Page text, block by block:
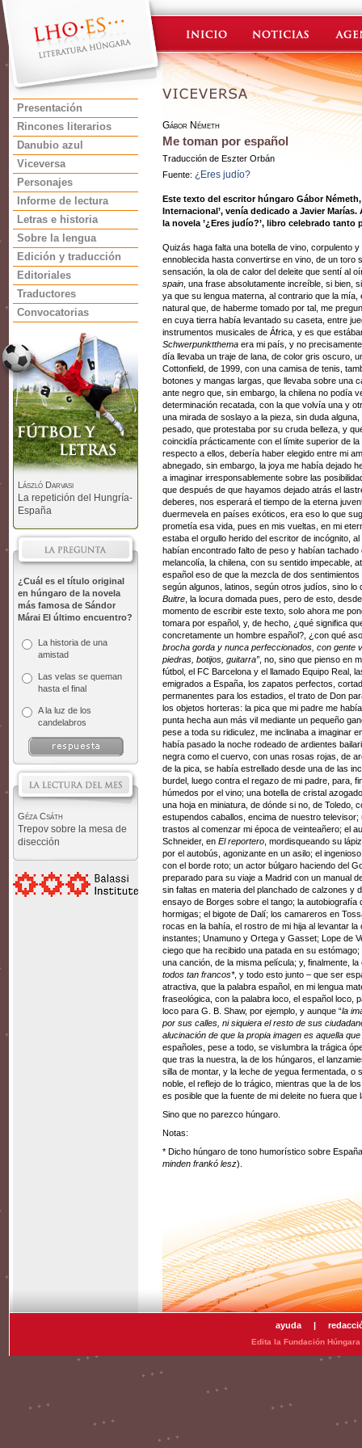
Presentación
Rincones literarios
Danubio azul
Viceversa
Personajes
Informe de lectura
Letras e historia
Sobre la lengua
Edición y traducción
Editoriales
Traductores
Convocatorias
László Darvasi
La repetición del Hungría-
España
¿Cuál es el título original
en húngaro de la novela
más famosa de Sándor
Márai El último encuentro?
La historia de una
amistad
Las velas se queman
hasta el final
A la luz de los
candelabros
Géza Csáth
Trepov sobre la mesa de
disección
Gábor Németh
Me toman por español
Traducción de Eszter Orbán
Fuente: ¿Eres judío?
Este texto del escritor húngaro Gábor
Internacional’, venía dedicado a Javier
la novela ’¿Eres judío?’, libro celebrado
Quizás haga falta una botella de vino, corpulento
ennoblecida hasta convertirse en vino, de un toro
sensación, la ola de calor del deleite que sentí al
spain , una frase absolutamente increíble, si bien,
ya que su lengua materna, al contrario que la
natural que, de haberme tomado por tal, me
en cuya tierra había levantado su caseta, entre
instrumentos musicales de África, y es que
Schwerpunktthema era mi país, y no
día llevaba un traje de lana, de color gris oscuro,
Cottonfield, de 1999, con una camisa de tenis,
botones y mangas largas, que llevaba sobre una
ante negro que, sin embargo, la chilena no podía
determinación recatada, con la que volvía una y
una mirada de soslayo a la pieza, sin duda
pesado, que protestaba por su cruda belleza, y
coincidía prácticamente con el límite superior de
respecto a ellos, debería haber elegido entre mi
abnegado, sin embargo, la joya me había dejado
a imaginar irresponsablemente sobre las
que después de que hayamos dejado atrás el
deberes, nos esperará el tiempo de la eterna
duermevela en países exóticos, era eso lo que
prometía esa vida, pues en mis vueltas, en mi
estaba el orgullo herido del escritor de incógnito,
habían encontrado falto de peso y habían
melancolía, la chilena, con su sentido impecable,
español eso de que la mezcla de dos
según algunos, latinos, según otros judíos, sino
Buitre , la locura domada pues, pero de esto,
momento de escribir este texto, solo ahora me
tomara por español, y, de hecho, ¿qué significa
concretamente un hombre español?, ¿con qué
brocha gorda y nunca perfeccionados, con gente
piedras, botijos, guitarra” , no, sino que pienso en
fútbol, el FC Barcelona y el llamado Equipo Real,
emigrados a España, los zapatos perfectos,
permanentes para los estadios, el trato de Don
los objetos horteras: la pica que mi padre me
punta hecha aun más vil mediante un pequeño
pese a toda su ridiculez, me inclinaba a imaginar
había pasado la noche rodeado de ardientes
negra como el cuervo, con unas rosas rojas, de
de la pica, se había estrellado desde una de las
burdel, luego contra el regazo de mi padre, para,
húmedos por el vino; una botella de cristal
una hoja en miniatura, de dónde si no, de Toledo,
estupendos caballos, encima de nuestro
trastos al comenzar mi época de veinteañero; el
Schneider, en El reportero , mordisqueando su
por el autobús, agonizante en un asilo; el
con el borde roto; un actor búlgaro haciendo del
preparado para su viaje a Madrid con un manual
sin faltas en materia del planchado de calzones y
ensayo de Borges sobre el tango; la autobiografía
hormigas; el bigote de Dalí; los camareros en
rocas en la bahía, el rostro de mi hija al levantar
instantes; Unamuno y Ortega y Gasset; Lope de
ciego que ha recibido una patada en su
una canción, de la misma película; y, finalmente,
todos tan francos*, y todo esto junto – que ser
atractiva, que la palabra español, en mi lengua
fraseológica, con la palabra loco, el español loco,
loco para G. B. Shaw, por ejemplo, y aunque “la
por sus calles, ni siquiera el resto de sus
alucinación de que la propia imagen es aquella
españoles, pese a todo, se vislumbra la trágica
que tras la nuestra, la de los húngaros, el
silla de montar, y la leche de yegua fermentada,
noble, el reflejo de lo trágico, mientras que la de
es posible que la fuente de mi deleite no fuera
Sino que no parezco húngaro.
Notas:
* Dicho húngaro de tono humorístico sobre
minden frankó lesz).
ayuda |
Edita la Fundación